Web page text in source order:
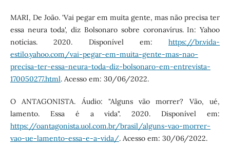
MARI, De João. 'Vai pegar em muita gente, mas não precisa ter
essa neura toda', diz Bolsonaro sobre coronavírus. In: Yahoo
notícias. 2020. Disponível em:https://br.vida-
estilo.yahoo.com/vai-pegar-em-muita-gente-mas-nao-
precisa-ter-essa-neura-toda-diz-bolsonaro-em-entrevista-
170050277.html. Acesso em: 30/06/2022.
O ANTAGONISTA. Áudio: "Alguns vão morrer? Vão, ué,
lamento. Essa é a vida". 2020. Disponível em:
https://oantagonista.uol.com.br/brasil/alguns-vao-morrer-
vao-ue-lamento-essa-e-a-vida/. Acesso em: 30/06/2022.